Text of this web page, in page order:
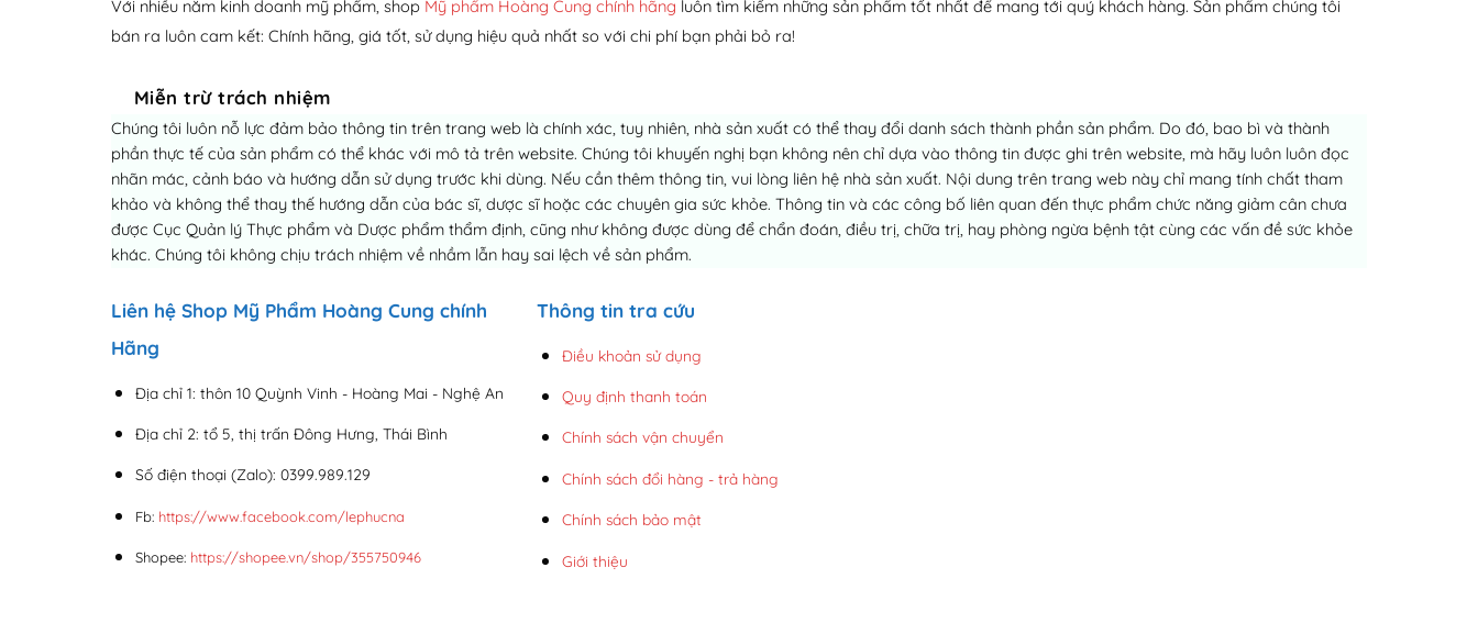
Với nhiều năm kinh doanh mỹ phẩm, shop Mỹ phẩm Hoàng Cung chính hãng luôn tìm kiếm những sản phẩm tốt nhất để mang tới quý khách hàng. Sản phẩm chúng tôi
bán ra luôn cam kết: Chính hãng, giá tốt, sử dụng hiệu quả nhất so với chi phí bạn phải bỏ ra!
Miễn trừ trách nhiệm
Chúng tôi luôn nỗ lực đảm bảo thông tin trên trang web là chính xác, tuy nhiên, nhà sản xuất có thể thay đổi danh sách thành phần sản phẩm. Do đó, bao bì và thành
phần thực tế của sản phẩm có thể khác với mô tả trên website. Chúng tôi khuyến nghị bạn không nên chỉ dựa vào thông tin được ghi trên website, mà hãy luôn luôn đọc
nhãn mác, cảnh báo và hướng dẫn sử dụng trước khi dùng. Nếu cần thêm thông tin, vui lòng liên hệ nhà sản xuất. Nội dung trên trang web này chỉ mang tính chất tham
khảo và không thể thay thế hướng dẫn của bác sĩ, dược sĩ hoặc các chuyên gia sức khỏe. Thông tin và các công bố liên quan đến thực phẩm chức năng giảm cân chưa
được Cục Quản lý Thực phẩm và Dược phẩm thẩm định, cũng như không được dùng để chẩn đoán, điều trị, chữa trị, hay phòng ngừa bệnh tật cùng các vấn đề sức khỏe
khác. Chúng tôi không chịu trách nhiệm về nhầm lẫn hay sai lệch về sản phẩm.
Liên hệ Shop Mỹ Phẩm Hoàng Cung chính
Hãng
Địa chỉ 1: thôn 10 Quỳnh Vinh - Hoàng Mai - Nghệ An
Địa chỉ 2: tổ 5, thị trấn Đông Hưng, Thái Bình
Số điện thoại (Zalo): 0399.989.129
Fb: https://www.facebook.com/lephucna
Shopee: https://shopee.vn/shop/355750946
Thông tin tra cứu
Điều khoản sử dụng
Quy định thanh toán
Chính sách vận chuyển
Chính sách đổi hàng - trả hàng
Chính sách bảo mật
Giới thiệu